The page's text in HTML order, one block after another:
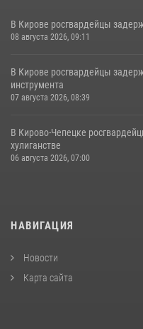
В Кирове росгвардейцы
08 августа 2026, 09:11
В Кирове росгвардейцы
инструмента
07 августа 2026, 08:39
В Кирово-Чепецке
хулиганстве
06 августа 2026, 07:00
НАВИГАЦИЯ
Новости
Карта сайта